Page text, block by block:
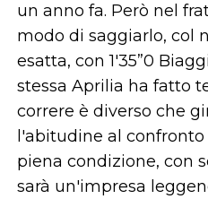
un anno fa. Però nel
modo di saggiarlo, col
esatta, con 1'35”0
stessa Aprilia ha fatto
correre è diverso che
l'abitudine al
piena condizione, con
sarà un'impresa